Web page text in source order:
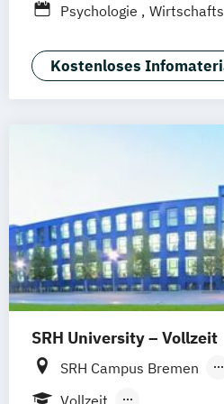
Hannover Dortmund
Braunschweig
Psychologie
Kostenloses
SRH University – Vollzeit
SRH Campus Bremen
SRH Campus Heidelberg
Vollzeit